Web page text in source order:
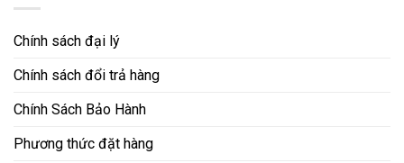
Chính sách đại lý
Chính sách đổi trả hàng
Chính Sách Bảo Hành
Phương thức đặt hàng